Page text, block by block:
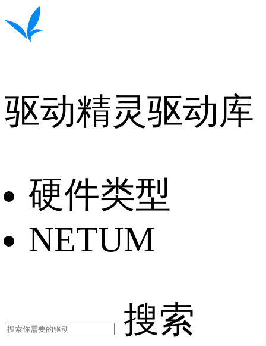
驱动精灵驱动库
硬件类型
NETUM
搜索